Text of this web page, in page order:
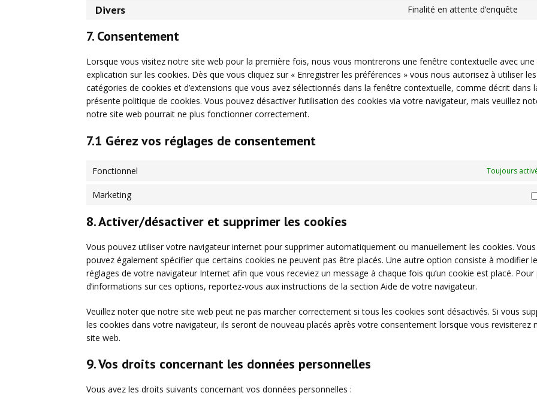
Divers Finalité en attente d’enquête
7. Consentement
Lorsque vous visitez notre site web pour la première fois, nous vous montrerons une fenêtre contextuelle avec une
explication sur les cookies. Dès que vous cliquez sur « Enregistrer les préférences » vous nous autorisez à utiliser les
catégories de cookies et d’extensions que vous avez sélectionnés dans la fenêtre contextuelle, comme décrit dans
présente politique de cookies. Vous pouvez désactiver l’utilisation des cookies via votre navigateur, mais veuillez
notre site web pourrait ne plus fonctionner correctement.
7.1 Gérez vos réglages de consentement
Fonctionnel Toujours
Marketing
8. Activer/désactiver et supprimer les cookies
Vous pouvez utiliser votre navigateur internet pour supprimer automatiquement ou manuellement les cookies. Vous
pouvez également spécifier que certains cookies ne peuvent pas être placés. Une autre option consiste à modifier
réglages de votre navigateur Internet afin que vous receviez un message à chaque fois qu’un cookie est placé. Pour
d’informations sur ces options, reportez-vous aux instructions de la section Aide de votre navigateur.
Veuillez noter que notre site web peut ne pas marcher correctement si tous les cookies sont désactivés. Si vous
les cookies dans votre navigateur, ils seront de nouveau placés après votre consentement lorsque vous revisiterez
site web.
9. Vos droits concernant les données personnelles
Vous avez les droits suivants concernant vos données personnelles :